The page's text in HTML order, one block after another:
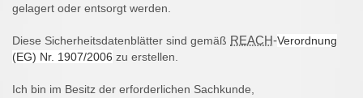
gelagert oder entsorgt werden.
Diese Sicherheitsdatenblätter sind gemäß REACH-Verordnung
(EG) Nr. 1907/2006 zu erstellen.
Ich bin im Besitz der erforderlichen Sachkunde,